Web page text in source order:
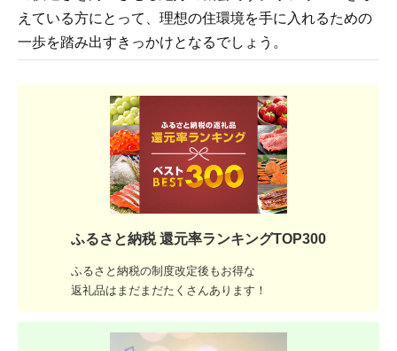
えている方にとって、理想の住環境を手に入れるための
一歩を踏み出すきっかけとなるでしょう。
ふるさと納税 還元率ランキングTOP300
ふるさと納税の制度改定後もお得な
返礼品はまだまだたくさんあります！